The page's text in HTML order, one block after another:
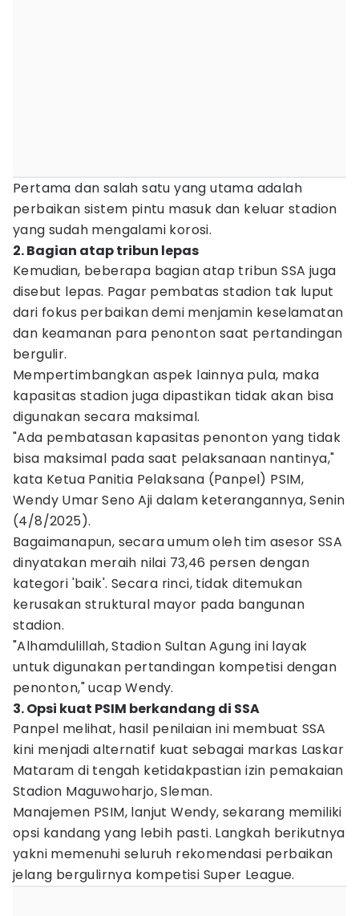
Pertama dan salah satu yang utama adalah
perbaikan sistem pintu masuk dan keluar stadion
yang sudah mengalami korosi.
2. Bagian atap tribun lepas
Kemudian, beberapa bagian atap tribun SSA juga
disebut lepas. Pagar pembatas stadion tak luput
dari fokus perbaikan demi menjamin keselamatan
dan keamanan para penonton saat pertandingan
bergulir.
Mempertimbangkan aspek lainnya pula, maka
kapasitas stadion juga dipastikan tidak akan bisa
digunakan secara maksimal.
"Ada pembatasan kapasitas penonton yang tidak
bisa maksimal pada saat pelaksanaan nantinya,"
kata Ketua Panitia Pelaksana (Panpel) PSIM,
Wendy Umar Seno Aji dalam keterangannya, Senin
(4/8/2025).
Bagaimanapun, secara umum oleh tim asesor SSA
dinyatakan meraih nilai 73,46 persen dengan
kategori 'baik'. Secara rinci, tidak ditemukan
kerusakan struktural mayor pada bangunan
stadion.
"Alhamdulillah, Stadion Sultan Agung ini layak
untuk digunakan pertandingan kompetisi dengan
penonton," ucap Wendy.
3. Opsi kuat PSIM berkandang di SSA
Panpel melihat, hasil penilaian ini membuat SSA
kini menjadi alternatif kuat sebagai markas Laskar
Mataram di tengah ketidakpastian izin pemakaian
Stadion Maguwoharjo, Sleman.
Manajemen PSIM, lanjut Wendy, sekarang memiliki
opsi kandang yang lebih pasti. Langkah berikutnya
yakni memenuhi seluruh rekomendasi perbaikan
jelang bergulirnya kompetisi Super League.